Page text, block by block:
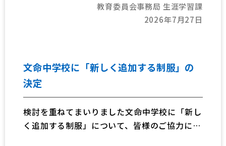
豊かで健やかな子どもたちを育むことを目的と
教育委員会事務局 生涯学習課
2026年7月27日
文命中学校に「新しく追加する制服」の
決定
検討を重ねてまいりました文命中学校に「新し
く追加する制服」について、皆様のご協力によ